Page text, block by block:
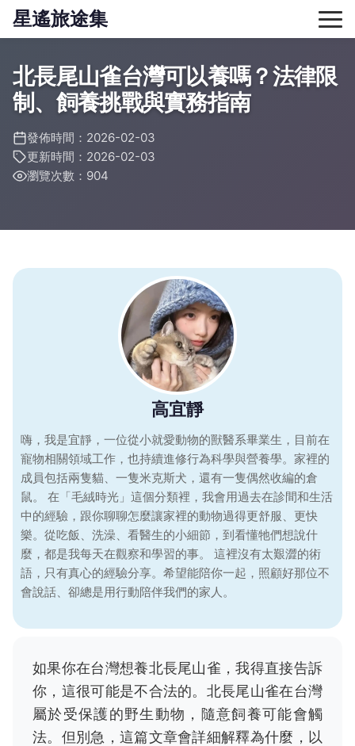
星遙旅途集
北長尾山雀台灣可以養嗎？法律限
制、飼養挑戰與實務指南
發佈時間：2026-02-03
更新時間：2026-02-03
瀏覽次數：904
高宜靜
嗨，我是宜靜，一位從小就愛動物的獸醫系畢業生，目前在
寵物相關領域工作，也持續進修行為科學與營養學。家裡的
成員包括兩隻貓、一隻米克斯犬，還有一隻偶然收編的倉
鼠。 在「毛絨時光」這個分類裡，我會用過去在診間和生活
中的經驗，跟你聊聊怎麼讓家裡的動物過得更舒服、更快
樂。從吃飯、洗澡、看醫生的小細節，到看懂牠們想說什
麼，都是我每天在觀察和學習的事。 這裡沒有太艱澀的術
語，只有真心的經驗分享。希望能陪你一起，照顧好那位不
會說話、卻總是用行動陪伴我們的家人。
如果你在台灣想養北長尾山雀，我得直接告訴
你，這很可能是不合法的。北長尾山雀在台灣
屬於受保護的野生動物，隨意飼養可能會觸
法。但別急，這篇文章會詳細解釋為什麼，以